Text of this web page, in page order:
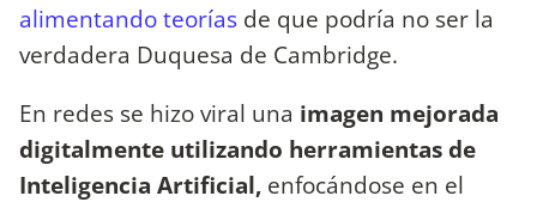
alimentando teorías de que podría no ser la
verdadera Duquesa de Cambridge.
En redes se hizo viral una imagen mejorada
digitalmente utilizando herramientas de
Inteligencia Artificial, enfocándose en el